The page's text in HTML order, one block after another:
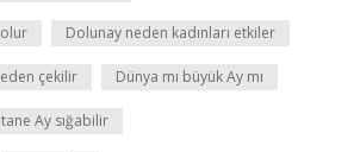
Dolunay neden kadınları etkiler
çekilir Dünya mı büyük Ay mı
Ay sığabilir